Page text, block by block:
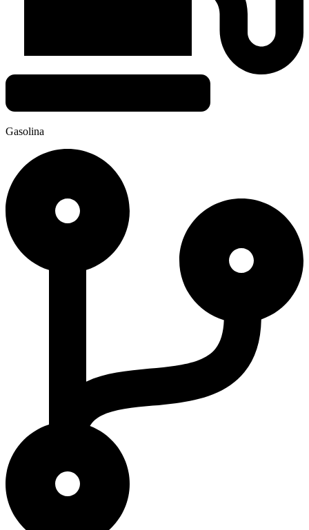
Gasolina